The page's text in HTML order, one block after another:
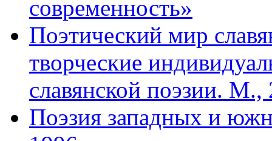
современность»
Поэтический мир
творческие
славянской поэзии. М.,
Поэзия западных и